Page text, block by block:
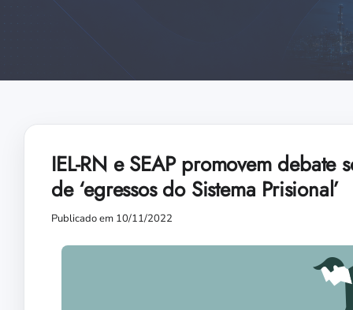
IEL-RN e SEAP promovem
de ‘egressos do Sistema Prisional’
Publicado em 10/11/2022